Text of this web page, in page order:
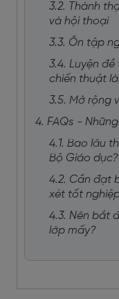
3.2. Thành
và hội thoại
3.3. Ôn tập
3.4. Luyện
chiến thuật
3.5. Mở rộng
4. FAQs -
4.1. Bao lâu
Bộ Giáo dục?
4.2. Cần đạt
xét tốt
4.3. Nên bắt
lớp mấy?